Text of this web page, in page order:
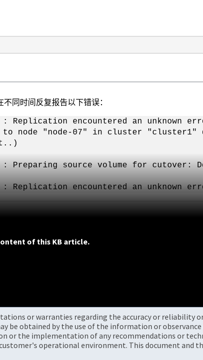
同时间反复报告以下错误：
: Replication encountered an unknown
node "node-07" in cluster "cluster1"
: Preparing source volume for cutover:
: Replication encountered an unknown
of this KB article.
or warranties regarding the accuracy or
be obtained by the use of the information or
or the implementation of any recommendations or
operational environment. This document and